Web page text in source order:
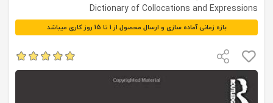
Dictionary of Collocations and Expressions
بازه زمانی آماده سازی و ارسال محصول از 1 تا 15 روز کاری میباشد